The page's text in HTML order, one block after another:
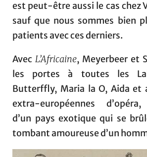
est peut-être aussi le cas chez
sauf que nous sommes bien
patients avec ces derniers.
AvecL’Africaine, Meyerbeer et
les portes à toutes les
Butterffly, Maria la O, Aida et
extra-européennes
d’un pays exotique qui se
tombant amoureuse d’un